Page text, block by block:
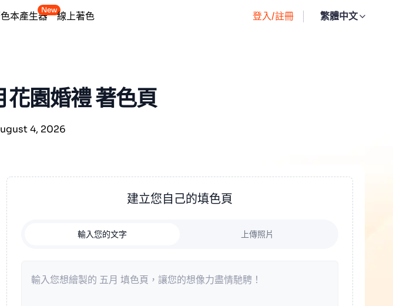
登入/註冊 繁體中文
本產生器
New
線上著色
花園婚禮 著色頁
4, 2026
建立您自己的填色頁
輸入您的文字 上傳照片